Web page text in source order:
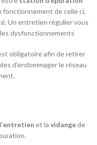
fonctionnement de celle ci,
Un entretien régulier vous
dysfonctionnements
obligatoire afin de retirer
d’endommager le réseau
entretien et la vidangede